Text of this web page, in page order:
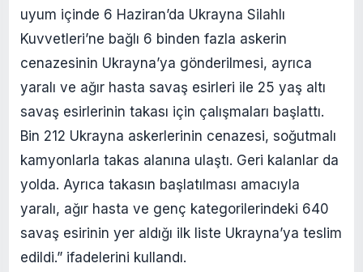
uyum içinde 6 Haziran’da Ukrayna Silahlı
Kuvvetleri’ne bağlı 6 binden fazla askerin
cenazesinin Ukrayna’ya gönderilmesi, ayrıca
yaralı ve ağır hasta savaş esirleri ile 25 yaş altı
savaş esirlerinin takası için çalışmaları başlattı.
Bin 212 Ukrayna askerlerinin cenazesi, soğutmalı
kamyonlarla takas alanına ulaştı. Geri kalanlar da
yolda. Ayrıca takasın başlatılması amacıyla
yaralı, ağır hasta ve genç kategorilerindeki 640
savaş esirinin yer aldığı ilk liste Ukrayna’ya teslim
edildi.” ifadelerini kullandı.